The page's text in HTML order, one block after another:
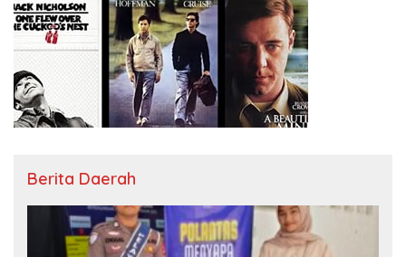
Berita Daerah